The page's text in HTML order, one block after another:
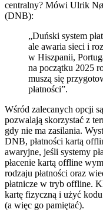
centralny? Mówi Ulrik
(DNB):
„Duński system
ale awaria sieci i
w Hiszpanii,
na początku 2025
muszą się
płatności”.
Wśród zalecanych opcji
pozwalają skorzystać z
gdy nie ma zasilania.
DNB, płatności kartą
awaryjne, jeśli systemy
płacenie kartą offline
rodzaju płatności oraz
płatnicze w tryb offline.
kartę fizyczną i użyć
(a więc go pamiętać).